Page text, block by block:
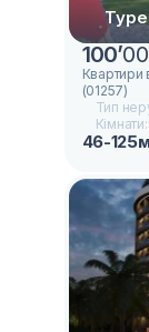
100’
Квартири
(01257)
Тип
Кімнати:
46-